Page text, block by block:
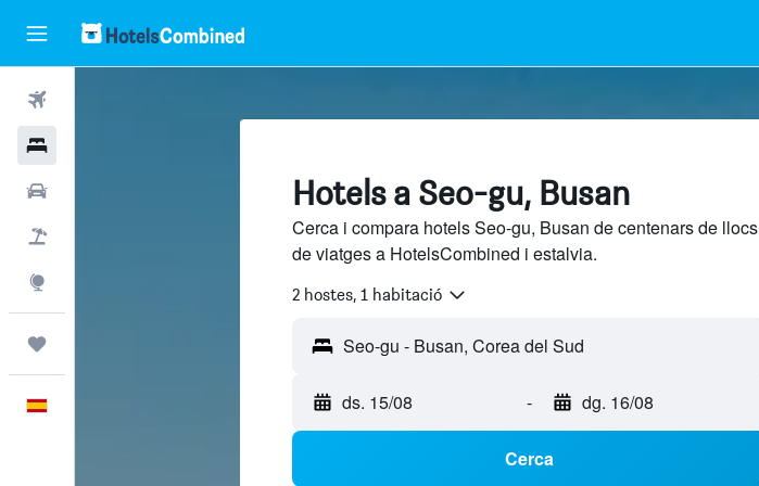
Hotels a Seo-gu, Busan
Cerca i compara hotels Seo-gu, Busan de centenars de llocs
de viatges a HotelsCombined i estalvia.
2 hostes, 1 habitació
ds. 15/08 - dg. 16/08
Cerca